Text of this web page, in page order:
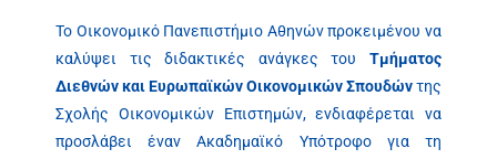
Το Οικονομικό Πανεπιστήμιο Αθηνών προκειμένου να
καλύψει τις διδακτικές ανάγκες του Τμήματος
Διεθνών και Ευρωπαϊκών Οικονομικών Σπουδώντης
Σχολής Οικονομικών Επιστημών, ενδιαφέρεται να
προσλάβει έναν Ακαδημαϊκό Υπότροφο για τη